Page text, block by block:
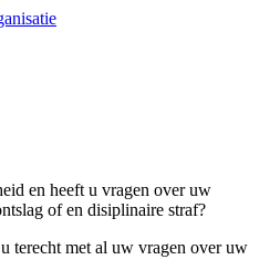
en heeft u vragen over uw
of en disiplinaire straf?
terecht met al uw vragen over uw